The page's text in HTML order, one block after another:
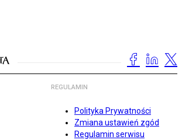
REGULAMIN
Polityka Prywatności
Zmiana ustawień zgód
Regulamin serwisu